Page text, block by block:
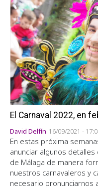
El Carnaval 2022, en
David Delfín 16/09/2021 -
En estas próxima
anunciar algunos
de Málaga de manera
nuestros carnavaleros y
necesario pronunciarnos